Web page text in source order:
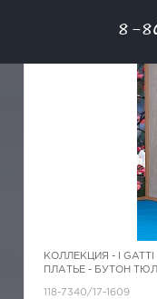
8-
КОЛЛЕКЦИЯ -
I GATTI
ПЛАТЬЕ - БУТОН
118-7340/17-1609